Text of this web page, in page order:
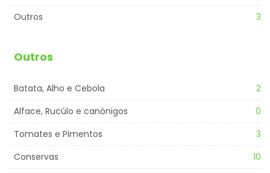
Outros
3
Outros
Batata, Alho e Cebola
2
Alface, Rucúlo e canónigos
0
Tomates e Pimentos
3
Conservas
10